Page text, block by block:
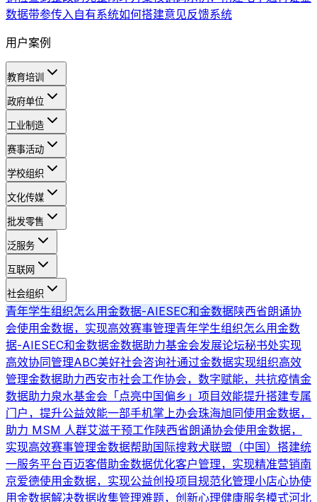
数据带参传入自有系统如何搭建意见反馈系统
用户案例
教育培训
政府单位
工业制造
赛事活动
学校组织
文化传媒
批发零售
泛服务
互联网
社会组织
青年学生组织怎么用金数据-AIESEC和金数据陕西省朗诵协
会使用金数据，实现高效赛事管理青年学生组织怎么用金数
据-AIESEC和金数据金数据助力基金会发展论坛秘书处实现
高效协同管理ABC美好社会咨询社通过金数据实现组织高效
管理金数据助力西安市社会工作协会，数字赋能，共抗疫情金
数据助力泉水基金会「点亮中国偏乡」项目效能提升搭建专属
门户，提升公益效能一部手机掌上办会珠海旭同使用金数据，
助力 MSM 人群艾滋干预工作陕西省朗诵协会使用金数据，
实现高效赛事管理金数据帮助国际搜救犬联盟（中国）搭建统
一服务平台百迈客借助金数据优化客户管理，实现精准营销南
京爱德使用金数据，实现公益创投项目规范化管理小店心协使
用金数据解决数据收集管理难题，创新心理健康服务模式河北